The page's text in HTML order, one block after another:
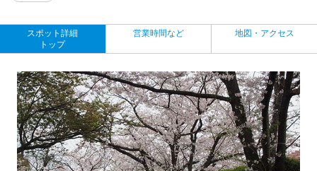
スポット詳細
トップ
営業時間など 地図・アクセス